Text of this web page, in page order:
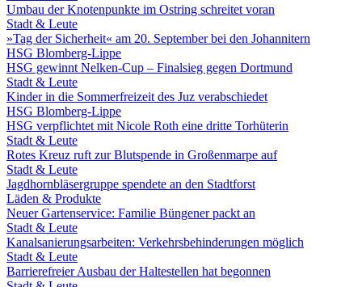
Umbau der Knotenpunkte im Ostring schreitet voran
Stadt & Leute
»Tag der Sicherheit« am 20. September bei den Johannitern
HSG Blomberg-Lippe
HSG gewinnt Nelken-Cup – Finalsieg gegen Dortmund
Stadt & Leute
Kinder in die Sommerfreizeit des Juz verabschiedet
HSG Blomberg-Lippe
HSG verpflichtet mit Nicole Roth eine dritte Torhüterin
Stadt & Leute
Rotes Kreuz ruft zur Blutspende in Großenmarpe auf
Stadt & Leute
Jagdhornbläsergruppe spendete an den Stadtforst
Läden & Produkte
Neuer Gartenservice: Familie Büngener packt an
Stadt & Leute
Kanalsanierungsarbeiten: Verkehrsbehinderungen möglich
Stadt & Leute
Barrierefreier Ausbau der Haltestellen hat begonnen